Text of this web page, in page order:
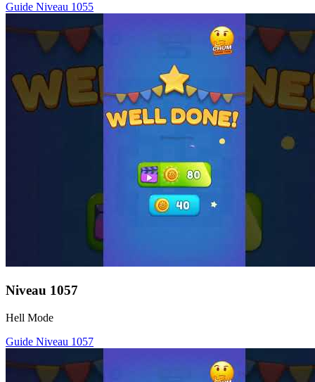
Guide Niveau 1055
Niveau 1057
Hell Mode
Guide Niveau 1057